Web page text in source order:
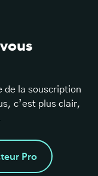
de la souscription
c’est plus clair,
Pro